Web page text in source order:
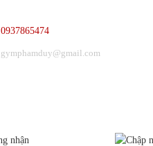
0937865474
gymphamduy@gmail.com